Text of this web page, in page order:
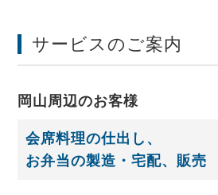
サービスのご案内
岡山周辺のお客様
会席料理の仕出し、
お弁当の製造・宅配、販売